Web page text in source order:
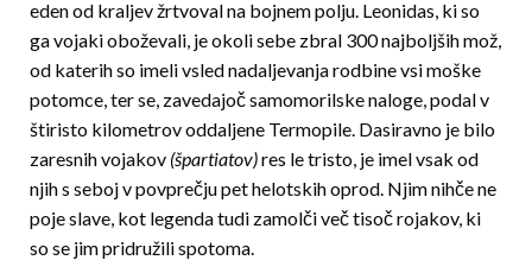
eden od kraljev žrtvoval na bojnem polju. Leonidas, ki so
ga vojaki oboževali, je okoli sebe zbral 300 najboljših mož,
od katerih so imeli vsled nadaljevanja rodbine vsi moške
potomce, ter se, zavedajoč samomorilske naloge, podal v
štiristo kilometrov oddaljene Termopile. Dasiravno je bilo
zaresnih vojakov (špartiatov)res le tristo, je imel vsak od
njih s seboj v povprečju pet helotskih oprod. Njim nihče ne
poje slave, kot legenda tudi zamolči več tisoč rojakov, ki
so se jim pridružili spotoma.